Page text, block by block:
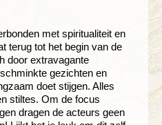
met spiritualiteit en
terug tot het begin van de
door extravagante
gezichten en
doet stijgen. Alles
stiltes. Om de focus
dragen de acteurs geen